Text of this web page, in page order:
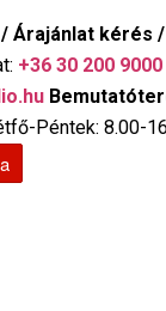
Árajánlat kérés
+36 30 200 9000
Péntek: 8.00-